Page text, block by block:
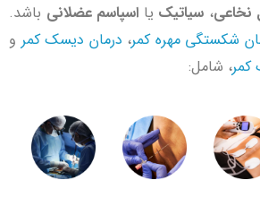
نخاعی، سیاتیک یا اسپاسم عضلانی باشد.
شکستگی مهره کمر، درمان دیسک کمر و
کمر، شامل: